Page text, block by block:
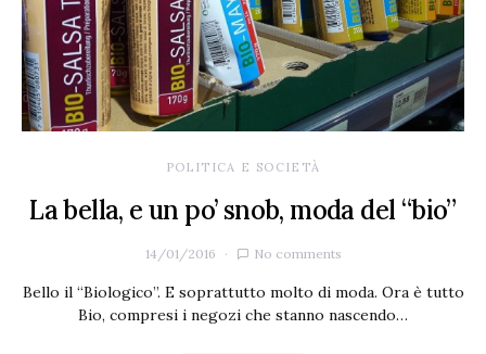
POLITICA E SOCIETÀ
La bella, e un po’ snob, moda del “bio”
14/01/2016 No comments
Bello il “Biologico”. E soprattutto molto di moda. Ora è tutto
Bio, compresi i negozi che stanno nascendo…